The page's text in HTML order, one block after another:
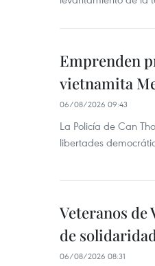
Emprenden
vietnamita
06/08/2026 09:43
La Policía de Can
libertades
Veteranos de
de
06/08/2026 08:31